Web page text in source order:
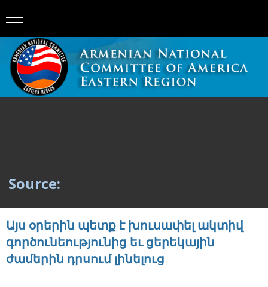
Source:
Այս օրերին պետք է խուսափել ակտիվ
գործունեությունից եւ ցերեկային
ժամերին դրսում լինելուց